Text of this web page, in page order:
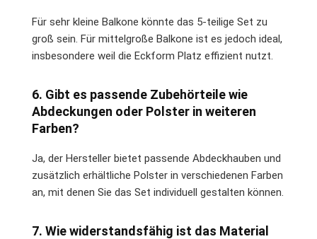
Für sehr kleine Balkone könnte das 5-teilige Set zu
groß sein. Für mittelgroße Balkone ist es jedoch ideal,
insbesondere weil die Eckform Platz effizient nutzt.
6. Gibt es passende Zubehörteile wie
Abdeckungen oder Polster in weiteren
Farben?
Ja, der Hersteller bietet passende Abdeckhauben und
zusätzlich erhältliche Polster in verschiedenen Farben
an, mit denen Sie das Set individuell gestalten können.
7. Wie widerstandsfähig ist das Material